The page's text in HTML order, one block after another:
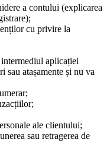
a contului (explicarea
cu privire la
aplicației
atașamente și nu va
ale clientului;
sau retragerea de